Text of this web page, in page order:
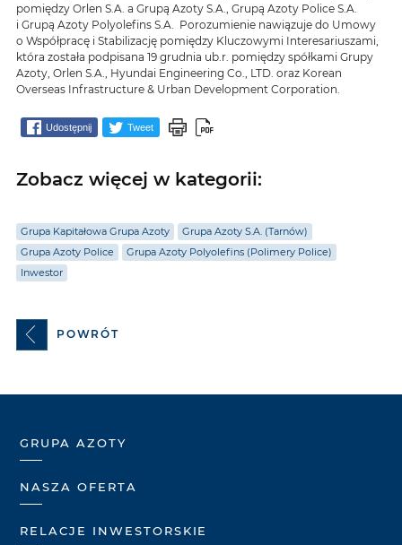
pomiędzy Orlen S.A. a Grupą Azoty S.A., Grupą Azoty Police S.A.
i Grupą Azoty Polyolefins S.A. Porozumienie nawiązuje do Umowy
o Współpracę i Stabilizację pomiędzy Kluczowymi Interesariuszami,
która została podpisana 19 grudnia ub.r. pomiędzy spółkami Grupy
Azoty, Orlen S.A., Hyundai Engineering Co., LTD. oraz Korean
Overseas Infrastructure & Urban Development Corporation.
Udostępnij Tweet
Zobacz więcej w kategorii:
Grupa Kapitałowa Grupa Azoty
Grupa Azoty S.A. (Tarnów)
Grupa Azoty Police
Grupa Azoty Polyolefins (Polimery Police)
Inwestor
POWRÓT
GRUPA AZOTY
NASZA OFERTA
RELACJE INWESTORSKIE